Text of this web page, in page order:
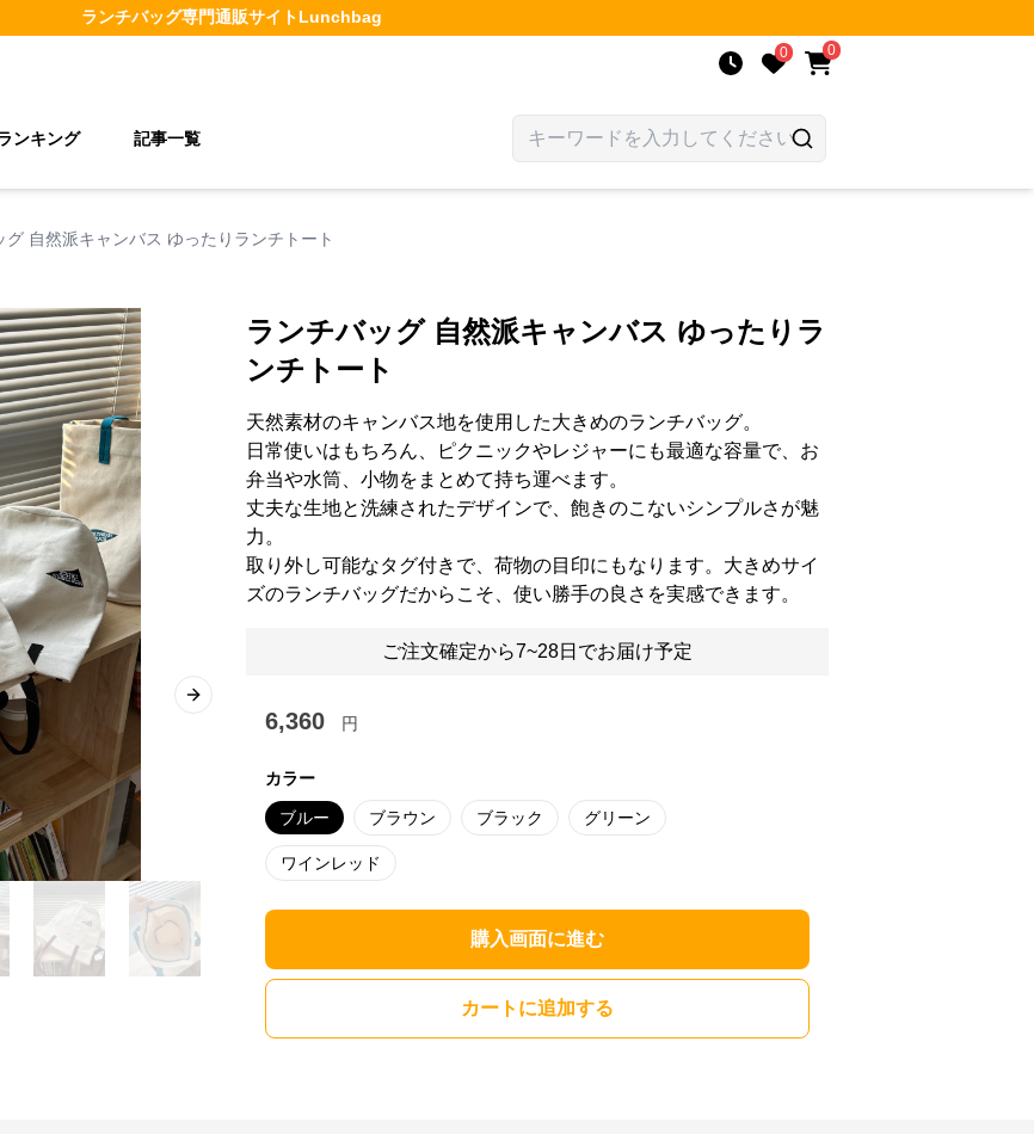
ランチバッグ専門通販サイトLunchbag
0 0
ンキング 記事一覧
グ 自然派キャンバス ゆったりランチトート
Next slide
ランチバッグ 自然派キャンバス ゆったりラ
ンチトート
天然素材のキャンバス地を使用した大きめのランチバッグ。
日常使いはもちろん、ピクニックやレジャーにも最適な容量で、お
弁当や水筒、小物をまとめて持ち運べます。
丈夫な生地と洗練されたデザインで、飽きのこないシンプルさが魅
力。
取り外し可能なタグ付きで、荷物の目印にもなります。大きめサイ
ズのランチバッグだからこそ、使い勝手の良さを実感できます。
ご注文確定から7~28日でお届け予定
6,360 円
カラー
ブルー ブラウン ブラック グリーン
ワインレッド
購入画面に進む
カートに追加する